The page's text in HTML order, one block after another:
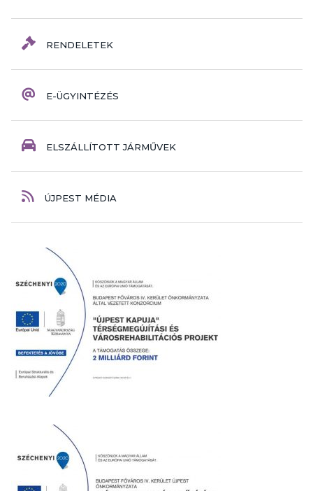
RENDELETEK
E-ÜGYINTÉZÉS
ELSZÁLLÍTOTT JÁRMŰVEK
ÚJPEST MÉDIA